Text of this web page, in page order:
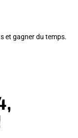
et gagner du temps.